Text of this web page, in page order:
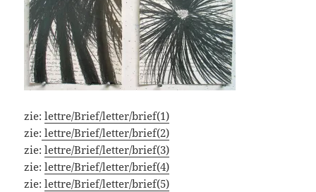
zie:lettre/Brief/letter/brief(1)
zie: lettre/Brief/letter/brief(2)
zie:lettre/Brief/letter/brief(3)
zie:lettre/Brief/letter/brief(4)
zie:lettre/Brief/letter/brief(5)